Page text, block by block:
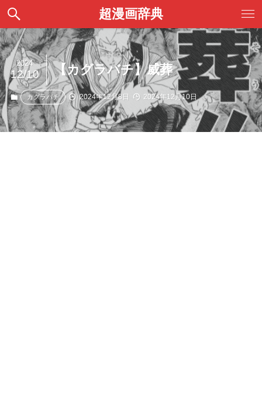
超漫画辞典
【カグラバチ】威葬
2024
12/10
カグラバチ 2024年12月8日 2024年12月10日